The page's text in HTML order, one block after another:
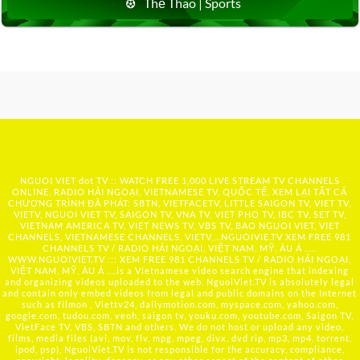
Thể Thao | Sports
NGUOI VIET dot TV :: WATCH FREE 1,000 LIVE STREAM TV CHANNELS
ONLINE, RADIO HẢI NGOẠI, VIETNAMESE TV, QUỐC TẾ, XEM LẠI TẤT CẢ
CHƯƠNG TRÌNH ĐÃ PHÁT: SBTN, VIETFACETV, LITTLE SAIGON TV, VIET TV,
VIETV, NGUOI VIET TV, SAIGON TV, VNA TV, VIET PHO TV, IBC TV, SET TV,
VIETNAM AMERICA TV, VIET NEWS TV, VBS TV, BAO NGUOI VIET, VIET
CHANNELS, VIETNAMESE CHANNELS, VIETV,... NGUOIVIE.TV XEM FREE 981
CHANNELS TV / RADIO HẢI NGOẠI, VIỆT NAM, MỸ, ÂU Á …..
WWW.NGUOIVIET.TV ::: XEM FREE 981 CHANNELS TV / RADIO HẢI NGOẠI,
VIỆT NAM, MỸ, ÂU Á ….is a Vietnamese video search engine that indexing
and organizing videos uploaded to the web. NguoiViet.TV is absolutely legal
and contain only embed videos from legal and public domains on the Internet
such as filmon , Viettv24, dailymotion.com, myspace.com, yahoo.com,
google.com, tudou.com, veoh, saigon tv, youku.com, youtube.com, Saigon TV,
VietFace TV, VBS, SBTN and others. We do not host or upload any video,
films, media files (avi, mov, flv, mpg, mpeg, divx, dvd rip, mp3, mp4, torrent,
ipod, psp), NguoiViet.TV is not responsible for the accuracy, compliance,